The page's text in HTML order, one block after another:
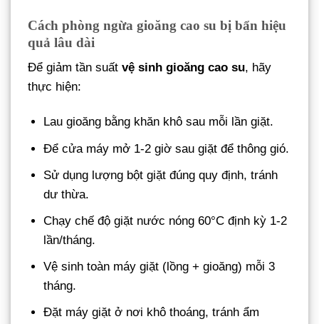
Cách phòng ngừa gioăng cao su bị bẩn hiệu
quả lâu dài
Để giảm tần suất vệ sinh gioăng cao su, hãy
thực hiện:
Lau gioăng bằng khăn khô sau mỗi lần giặt.
Để cửa máy mở 1-2 giờ sau giặt để thông gió.
Sử dụng lượng bột giặt đúng quy định, tránh
dư thừa.
Chạy chế độ giặt nước nóng 60°C định kỳ 1-2
lần/tháng.
Vệ sinh toàn máy giặt (lồng + gioăng) mỗi 3
tháng.
Đặt máy giặt ở nơi khô thoáng, tránh ẩm